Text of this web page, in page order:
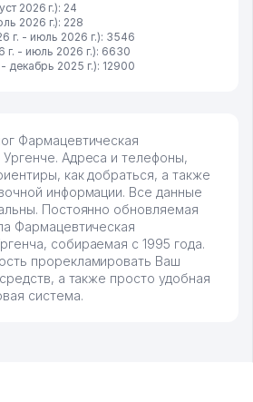
2026 г.): 24
2026 г.): 228
г. - июль 2026 г.): 3546
г. - июль 2026 г.): 6630
декабрь 2025 г.): 12900
Фармацевтическая
Адреса и телефоны,
как добраться, а также
информации. Все данные
Постоянно обновляемая
Фармацевтическая
собираемая с 1995 года.
прорекламировать Ваш
а также просто удобная
система.